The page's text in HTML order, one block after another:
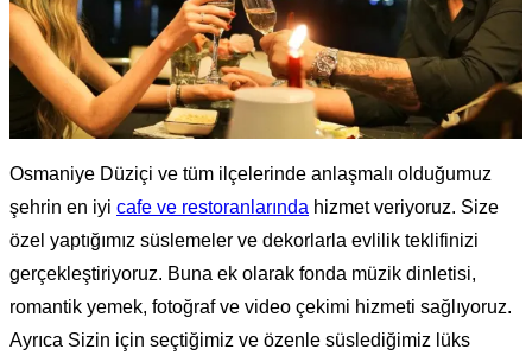
Osmaniye Düziçi ve tüm ilçelerinde anlaşmalı olduğumuz
şehrin en iyi cafe ve restoranlarında hizmet veriyoruz. Size
özel yaptığımız süslemeler ve dekorlarla evlilik teklifinizi
gerçekleştiriyoruz. Buna ek olarak fonda müzik dinletisi,
romantik yemek, fotoğraf ve video çekimi hizmeti sağlıyoruz.
Ayrıca Sizin için seçtiğimiz ve özenle süslediğimiz lüks